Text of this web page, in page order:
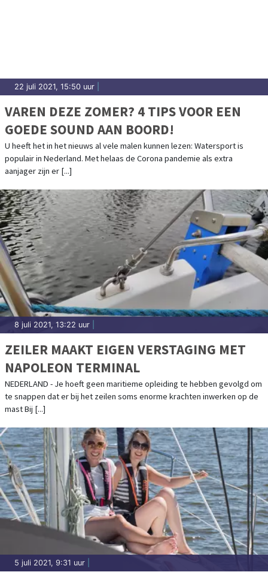
22 juli 2021, 15:50 uur
VAREN DEZE ZOMER? 4 TIPS VOOR EEN
GOEDE SOUND AAN BOORD!
U heeft het in het nieuws al vele malen kunnen lezen: Watersport is
populair in Nederland. Met helaas de Corona pandemie als extra
aanjager zijn er [...]
8 juli 2021, 13:22 uur
ZEILER MAAKT EIGEN VERSTAGING MET
NAPOLEON TERMINAL
NEDERLAND - Je hoeft geen maritieme opleiding te hebben gevolgd om
te snappen dat er bij het zeilen soms enorme krachten inwerken op de
mast Bij [...]
5 juli 2021, 9:31 uur